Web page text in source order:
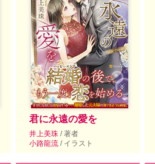
君に永遠の愛を
井上美珠 / 著者
小路龍流 / イラスト